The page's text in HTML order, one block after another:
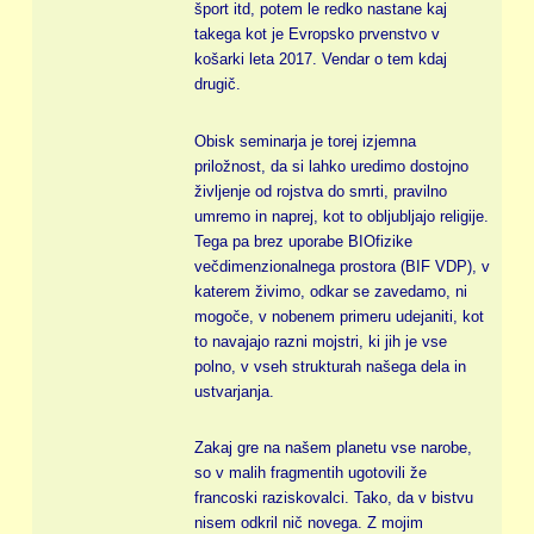
šport itd, potem le redko nastane kaj
takega kot je Evropsko prvenstvo v
košarki leta 2017. Vendar o tem kdaj
drugič.
Obisk seminarja je torej izjemna
priložnost, da si lahko uredimo dostojno
življenje od rojstva do smrti, pravilno
umremo in naprej, kot to obljubljajo religije.
Tega pa brez uporabe BIOfizike
večdimenzionalnega prostora (BIF VDP), v
katerem živimo, odkar se zavedamo, ni
mogoče, v nobenem primeru udejaniti, kot
to navajajo razni mojstri, ki jih je vse
polno, v vseh strukturah našega dela in
ustvarjanja.
Zakaj gre na našem planetu vse narobe,
so v malih fragmentih ugotovili že
francoski raziskovalci. Tako, da v bistvu
nisem odkril nič novega. Z mojim